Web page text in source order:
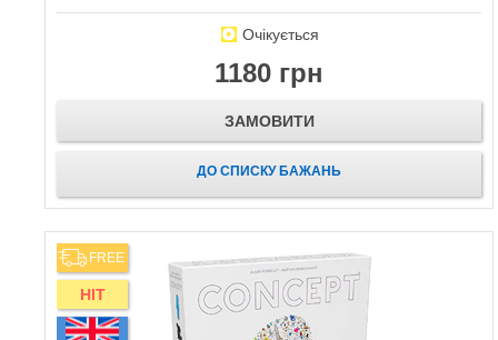
Очікується
1180 грн
ЗАМОВИТИ
ДО СПИСКУ БАЖАНЬ
FREE
HIT